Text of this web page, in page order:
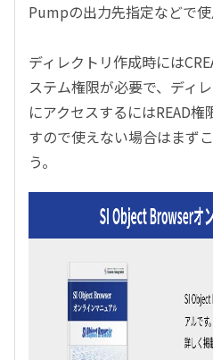
Pumpの出力先指定などで使
ディレクトリ作成時には
ステム権限が必要で、ディ
にアクセスするにはREAD
すので使えない場合はまず
う。